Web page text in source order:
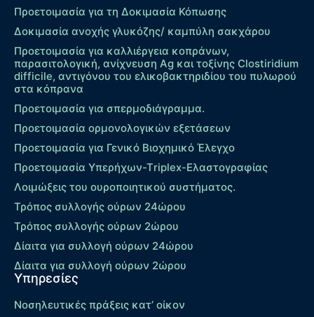
Προετοιμασία για τη Δοκιμασία Κόπωσης
Δοκιμασία ανοχής γλυκόζης/ καμπύλη σακχάρου
Προετοιμασία για καλλιέργεια κοπράνων,
παρασιτολογική, ανίχνευση Ag και τοξίνης Clostiridium
difficile, αντιγόνου του ελικοβακτηριδίου του πυλωρού
στα κόπρανα
Προετοιμασία για σπερμοδιάγραμμα.
Προετοιμασία ορμονολογικών εξετάσεων
Προετοιμασία για Γενικό Βιοχημικό Έλεγχο
Προετοιμασία Υπερήχων-Τriplex-Ελαστογραφίας
Λοιμώξεις του ουροποιητικού συστήματος.
Τρόπος συλλογής ούρων 24ώρου
Τρόπος συλλογής ούρων 2ώρου
Δίαιτα για συλλογή ούρων 24ώρου
Δίαιτα για συλλογή ούρων 2ώρου
Υπηρεσίες
Νοσηλευτικές πράξεις κατ’ οίκον